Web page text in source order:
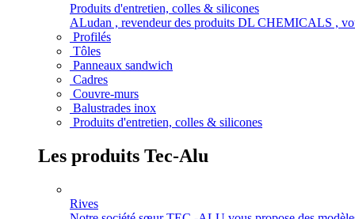
Produits d'entretien, colles & silicones
ALudan , revendeur des produits DL CHEMICALS ,
Profilés
Tôles
Panneaux sandwich
Cadres
Couvre-murs
Balustrades inox
Produits d'entretien, colles & silicones
Les produits Tec-Alu
Rives